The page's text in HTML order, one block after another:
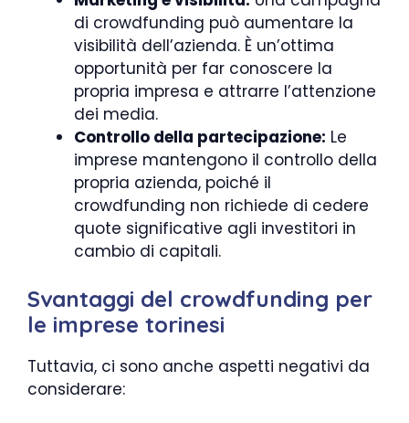
di crowdfunding può aumentare la
visibilità dell’azienda. È un’ottima
opportunità per far conoscere la
propria impresa e attrarre l’attenzione
dei media.
Controllo della partecipazione: Le
imprese mantengono il controllo della
propria azienda, poiché il
crowdfunding non richiede di cedere
quote significative agli investitori in
cambio di capitali.
Svantaggi del crowdfunding per
le imprese torinesi
Tuttavia, ci sono anche aspetti negativi da
considerare: